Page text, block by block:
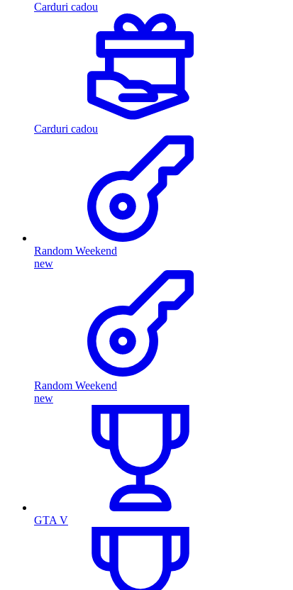
Carduri cadou
Carduri cadou
Random Weekend
new
Random Weekend
new
GTA V